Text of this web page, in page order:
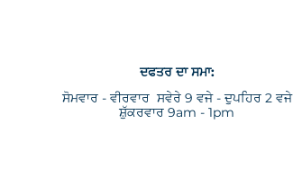
ਦਫਤਰ ਦਾ ਸਮਾ:
ਸੋਮਵਾਰ - ਵੀਰਵਾਰ ਸਵੇਰੇ 9 ਵਜੇ - ਦੁਪਹਿਰ 2 ਵਜੇ
ਸ਼ੁੱਕਰਵਾਰ 9am - 1pm